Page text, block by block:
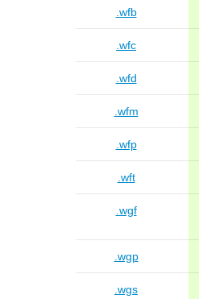
.wfb
.wfc
.wfd
.wfm
.wfp
.wft
.wgf
.wgp
.wgs